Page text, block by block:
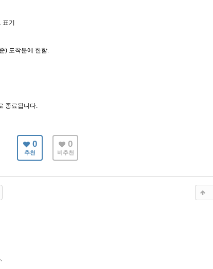
기
) 도착분에 한함.
종료됩니다.
0
추천
0
비추천